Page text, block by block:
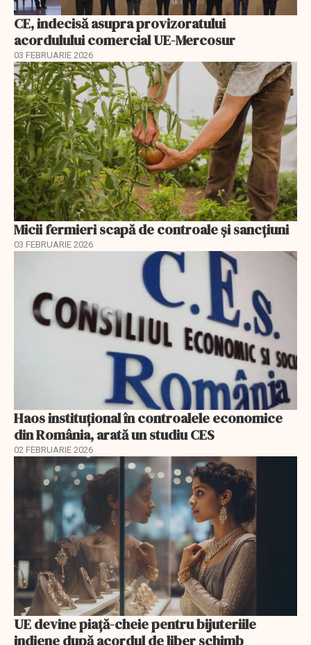
CE, indecisă asupra provizoratului
acordulului comercial UE-Mercosur
03 FEBRUARIE 2026
Micii fermieri scapă de controale și sancțiuni
03 FEBRUARIE 2026
Haos instituțional în controalele economice
din România, arată un studiu CES
02 FEBRUARIE 2026
UE devine piață-cheie pentru bijuteriile
indiene după acordul de liber schimb